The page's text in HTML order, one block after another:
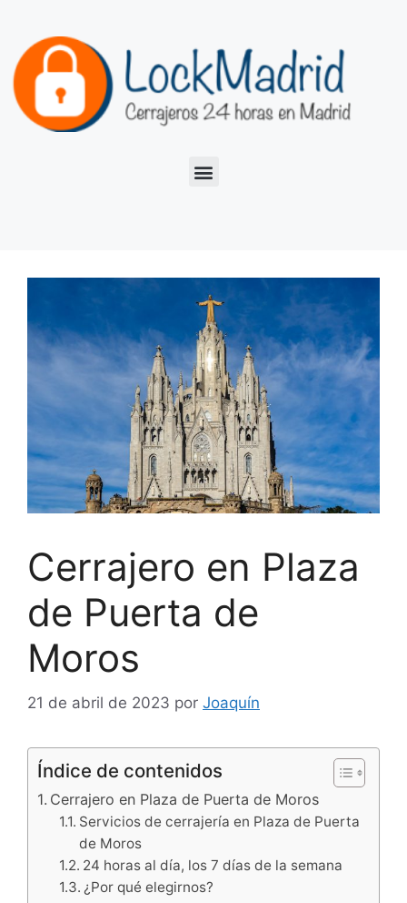
Cerrajero en Plaza
de Puerta de
Moros
21 de abril de 2023 por Joaquín
Índice de contenidos
Cerrajero en Plaza de Puerta de Moros
Servicios de cerrajería en Plaza de Puerta
de Moros
24 horas al día, los 7 días de la semana
¿Por qué elegirnos?